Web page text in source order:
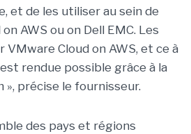
et de les utiliser au sein de
AWS ou on Dell EMC. Les
Cloud on AWS, et ce à
rendue possible grâce à la
précise le fournisseur.
des pays et régions